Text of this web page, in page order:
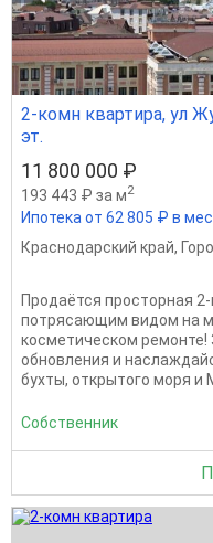
2-комн квартира, ул
эт.
11 800 000 ₽
193 443 ₽ за м2
Ипотека от 62 805 ₽ в
Краснодарский край,
Продаётся просторная
потрясающим видом на
косметическом
обновления и
бухты, открытого моря и
Собственник